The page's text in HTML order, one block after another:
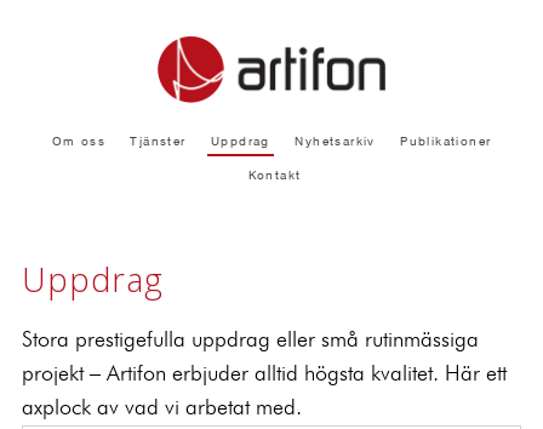
Om oss Tjänster Uppdrag Nyhetsarkiv Publikationer
Kontakt
Uppdrag
Stora prestigefulla uppdrag eller små rutinmässiga
projekt – Artifon erbjuder alltid högsta kvalitet. Här ett
axplock av vad vi arbetat med.